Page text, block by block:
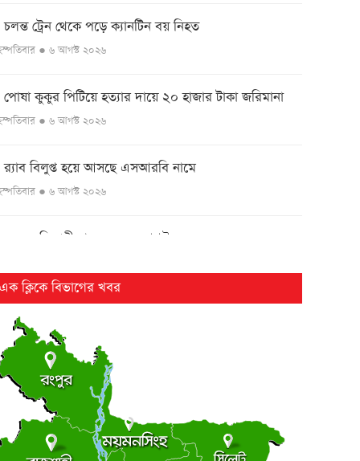
চলন্ত ট্রেন থেকে পড়ে ক্যানটিন বয় নিহত
● ৬ আগস্ট ২০২৬
পোষা কুকুর পিটিয়ে হত্যার দায়ে ২০ হাজার টাকা জরিমানা
● ৬ আগস্ট ২০২৬
র‌্যাব বিলুপ্ত হয়ে আসছে এসআরবি নামে
● ৬ আগস্ট ২০২৬
এসএসসি পরীক্ষার ফল ১০ আগস্ট
২৫ বছর পর ফের আলোচনায় কারিনা-বিপাশার চড়-কাণ্ড
● ৬ আগস্ট ২০২৬
লংমার্চ ও মহাসমাবেশের ঘোষণা জামায়াত নেতৃত্বাধীন ১১
● ৬ আগস্ট ২০২৬
এক ক্লিকে বিভাগের খবর